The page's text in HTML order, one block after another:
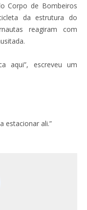
Corpo de Bombeiros
da estrutura do
reagiram com
aqui”, escreveu um
estacionar ali.”